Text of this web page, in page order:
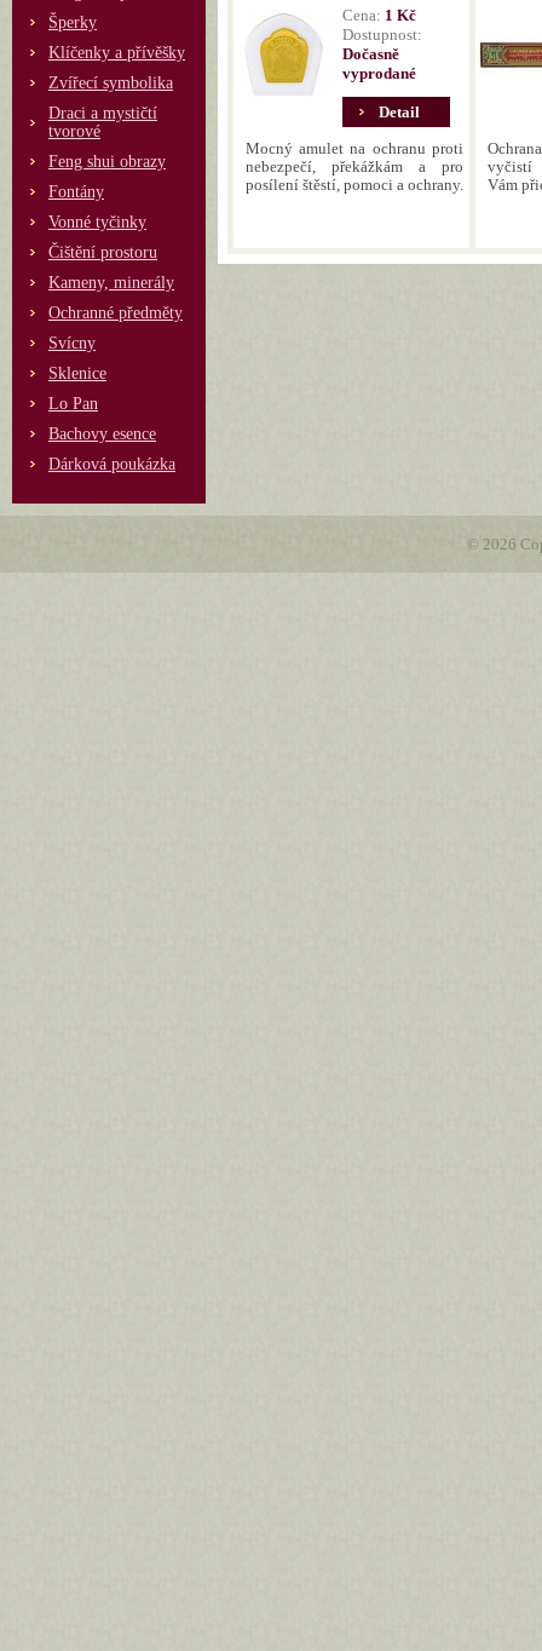
Šperky
Klíčenky a přívěšky
Zvířecí symbolika
Draci a mystičtí
tvorové
Feng shui obrazy
Fontány
Vonné tyčinky
Čištění prostoru
Kameny, minerály
Ochranné předměty
Svícny
Sklenice
Lo Pan
Bachovy esence
Dárková poukázka
Cena: 1 Kč
Dostupnost:
Dočasně
vyprodané
Detail
Mocný amulet na ochranu proti
nebezpečí, překážkám a pro
posílení štěstí, pomoci a ochrany.
vyčistí
Vám
© 2026